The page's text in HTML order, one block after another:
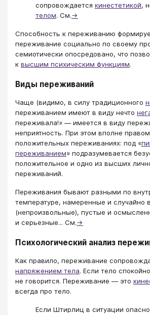
сопровождается кинестетикой,
телом. См.→
Способность к переживанию
переживание социально по своему
семиотически опосредовано, что
к высшим психическим функциям.
Виды переживаний
Чаще (видимо, в силу традиционного
переживанием имеют в виду нечто
переживала!» — имеется в виду
неприятность. При этом вполне
положительных переживаниях: под «
переживанием» подразумевается
положительное и одно из высших
переживаний.
Переживания бывают разными по
температуре, намеренные и случайно
(непроизвольные), пустые и
и серьезные... См.→
Психологический анализ
Как правило, переживание
напряжением тела. Если тело
не говорится. Переживание — это
всегда про тело.
Если Штирлиц в ситуации